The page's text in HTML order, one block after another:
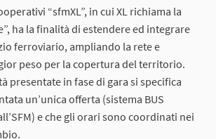
“sfmXL”, in cui XL richiama la
ha la finalità di estendere ed integrare
ferroviario, ampliando la rete e
peso per la copertura del territorio.
presentate in fase di gara si specifica
un’unica offerta (sistema BUS
e che gli orari sono coordinati nei